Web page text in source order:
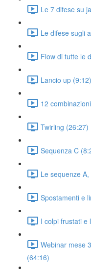
Le 7 difese su
Le difese sugli
Flow di tutte le
Lancio up (9:12)
12
Twirling (26:27)
Sequenza C
Le sequenze
Spostamenti e
I colpi frustati e
Webinar mese
(64:16)